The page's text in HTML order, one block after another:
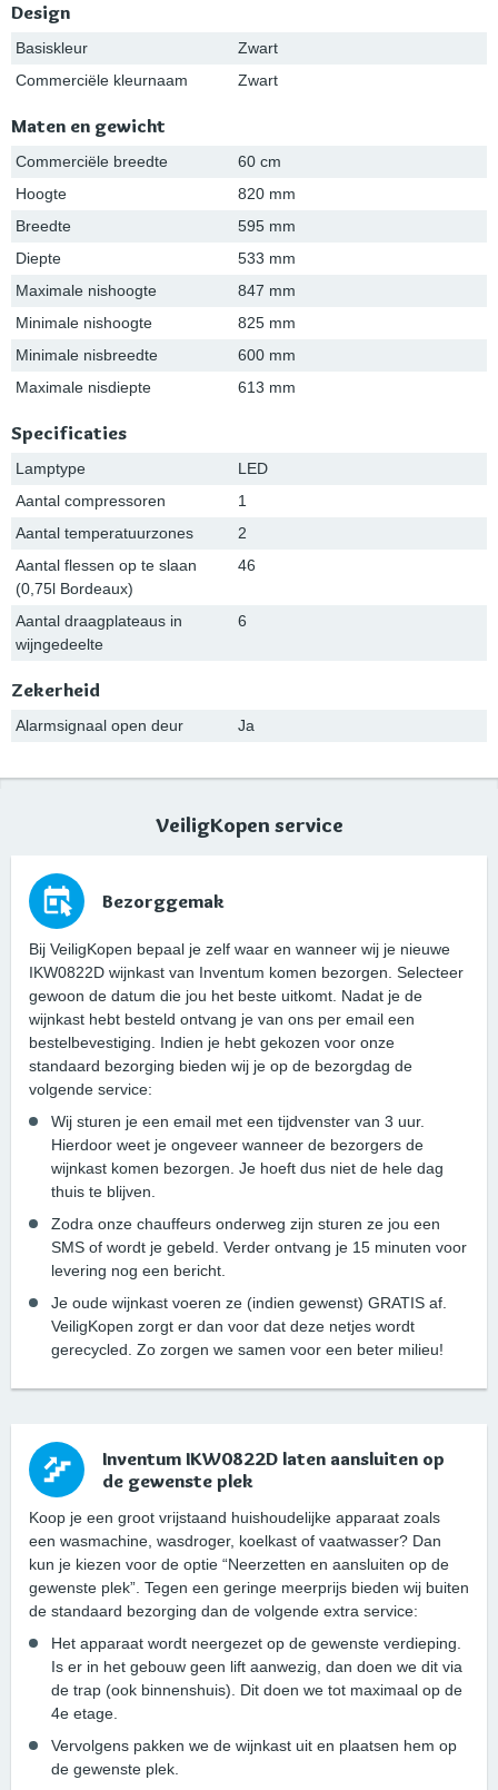
Design
Basiskleur
Zwart
Commerciële kleurnaam
Zwart
Maten en gewicht
Commerciële breedte
60 cm
Hoogte
820 mm
Breedte
595 mm
Diepte
533 mm
Maximale nishoogte
847 mm
Minimale nishoogte
825 mm
Minimale nisbreedte
600 mm
Maximale nisdiepte
613 mm
Specificaties
Lamptype
LED
Aantal compressoren
1
Aantal temperatuurzones
2
Aantal flessen op te slaan
(0,75l Bordeaux)
46
Aantal draagplateaus in
wijngedeelte
6
Zekerheid
Alarmsignaal open deur Ja
VeiligKopen service
Bezorggemak
Bij VeiligKopen bepaal je zelf waar en wanneer wij je nieuwe
IKW0822D wijnkast van Inventum komen bezorgen. Selecteer
gewoon de datum die jou het beste uitkomt. Nadat je de
wijnkast hebt besteld ontvang je van ons per email een
bestelbevestiging. Indien je hebt gekozen voor onze
standaard bezorging bieden wij je op de bezorgdag de
volgende service:
Wij sturen je een email met een tijdvenster van 3 uur.
Hierdoor weet je ongeveer wanneer de bezorgers de
wijnkast komen bezorgen. Je hoeft dus niet de hele dag
thuis te blijven.
Zodra onze chauffeurs onderweg zijn sturen ze jou een
SMS of wordt je gebeld. Verder ontvang je 15 minuten voor
levering nog een bericht.
Je oude wijnkast voeren ze (indien gewenst) GRATIS af.
VeiligKopen zorgt er dan voor dat deze netjes wordt
gerecycled. Zo zorgen we samen voor een beter milieu!
Inventum IKW0822D laten aansluiten op
de gewenste plek
Koop je een groot vrijstaand huishoudelijke apparaat zoals
een wasmachine, wasdroger, koelkast of vaatwasser? Dan
kun je kiezen voor de optie “Neerzetten en aansluiten op de
gewenste plek”. Tegen een geringe meerprijs bieden wij buiten
de standaard bezorging dan de volgende extra service:
Het apparaat wordt neergezet op de gewenste verdieping.
Is er in het gebouw geen lift aanwezig, dan doen we dit via
de trap (ook binnenshuis). Dit doen we tot maximaal op de
4e etage.
Vervolgens pakken we de wijnkast uit en plaatsen hem op
de gewenste plek.